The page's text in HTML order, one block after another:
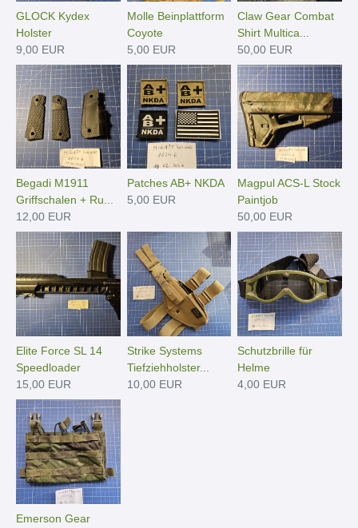
GLOCK Kydex
Holster
9,00 EUR
Molle Beinplattform
Coyote
5,00 EUR
Claw Gear Combat
Shirt Multica...
50,00 EUR
Begadi M1911
Griffschalen + Ru...
12,00 EUR
Patches AB+ NKDA
5,00 EUR
Magpul ACS-L Stock
Paintjob
50,00 EUR
Elite Force SL 14
Speedloader
15,00 EUR
Strike Systems
Tiefziehholster...
10,00 EUR
Schutzbrille für
Helme
4,00 EUR
Emerson Gear